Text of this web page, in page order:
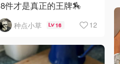
8件才是真正的王牌🏇
种点小草 16 12